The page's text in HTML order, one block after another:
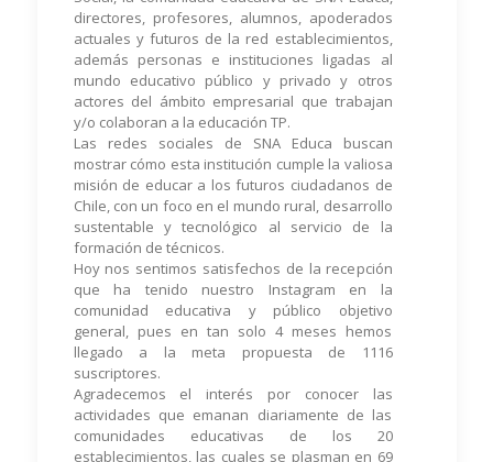
directores, profesores, alumnos, apoderados
actuales y futuros de la red establecimientos,
además personas e instituciones ligadas al
mundo educativo público y privado y otros
actores del ámbito empresarial que trabajan
y/o colaboran a la educación TP.
Las redes sociales de SNA Educa buscan
mostrar cómo esta institución cumple la valiosa
misión de educar a los futuros ciudadanos de
Chile, con un foco en el mundo rural, desarrollo
sustentable y tecnológico al servicio de la
formación de técnicos.
Hoy nos sentimos satisfechos de la recepción
que ha tenido nuestro Instagram en la
comunidad educativa y público objetivo
general, pues en tan solo 4 meses hemos
llegado a la meta propuesta de 1116
suscriptores.
Agradecemos el interés por conocer las
actividades que emanan diariamente de las
comunidades educativas de los 20
establecimientos, las cuales se plasman en 69